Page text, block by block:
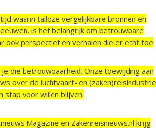
waarin talloze vergelijkbare bronnen en
is het belangrijk om betrouwbare
ook perspectief en verhalen die er echt toe
die betrouwbaarheid. Onze toewijding aan
over de luchtvaart- en (zaken)reisindustrie
stap voor willen blijven.
Magazine en Zakenreisnieuws.nl krijg